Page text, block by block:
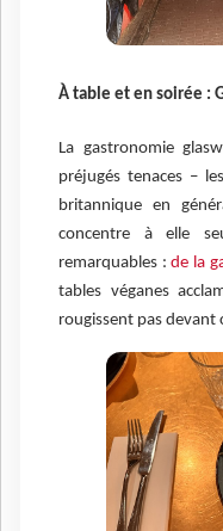
À table et en soirée :
La gastronomie
préjugés tenaces –
britannique en
concentre à elle
remarquables :de la
tables véganes
rougissent pas devant